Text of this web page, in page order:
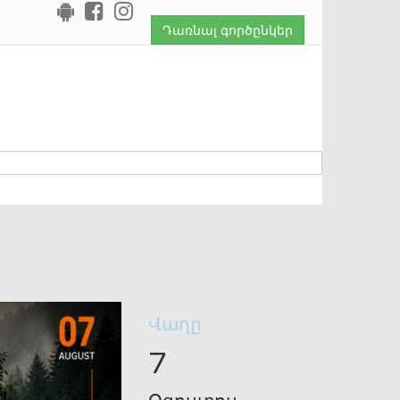
Դառնալ գործընկեր
Վաղը
7